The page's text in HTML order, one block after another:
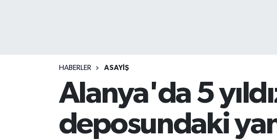
HABERLER ASAYİŞ
Alanya'da 5
deposundaki